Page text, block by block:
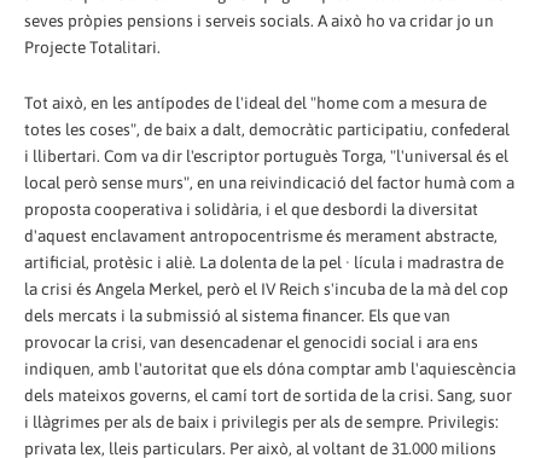
seves pròpies pensions i serveis socials. A això ho va cridar jo un
Projecte Totalitari.
Tot això, en les antípodes de l'ideal del "home com a mesura de
totes les coses", de baix a dalt, democràtic participatiu, confederal
i llibertari. Com va dir l'escriptor portuguès Torga, "l'universal és el
local però sense murs", en una reivindicació del factor humà com a
proposta cooperativa i solidària, i el que desbordi la diversitat
d'aquest enclavament antropocentrisme és merament abstracte,
artificial, protèsic i aliè. La dolenta de la pel · lícula i madrastra de
la crisi és Angela Merkel, però el IV Reich s'incuba de la mà del cop
dels mercats i la submissió al sistema financer. Els que van
provocar la crisi, van desencadenar el genocidi social i ara ens
indiquen, amb l'autoritat que els dóna comptar amb l'aquiescència
dels mateixos governs, el camí tort de sortida de la crisi. Sang, suor
i llàgrimes per als de baix i privilegis per als de sempre. Privilegis:
privata lex, lleis particulars. Per això, al voltant de 31.000 milions